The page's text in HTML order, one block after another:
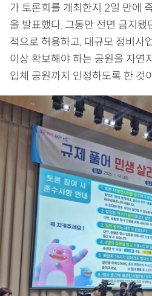
가 토론회를 개최한지 2일 만에
을 발표했다. 그동안 전면 금지
적으로 허용하고, 대규모 정비사
이상 확보해야 하는 공원을 자연
입체 공원까지 인정하도록 한 것